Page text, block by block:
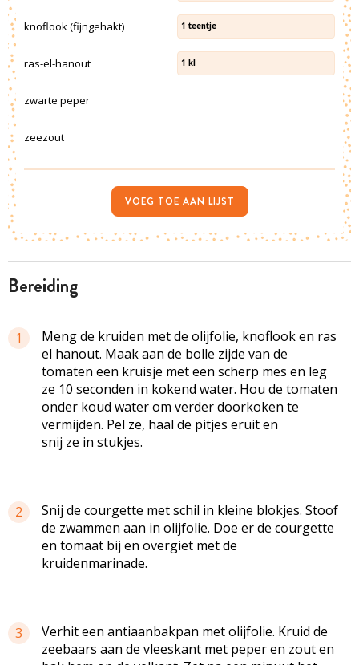
bereiding
1
Meng de kruiden met de olijfolie, knoflook en ras
el hanout. Maak aan de bolle zijde van de
tomaten een kruisje met een scherp mes en leg
ze 10 seconden in kokend water. Hou de tomaten
onder koud water om verder doorkoken te
vermijden. Pel ze, haal de pitjes eruit en
snij ze in stukjes.
2
Snij de courgette met schil in kleine blokjes. Stoof
de zwammen aan in olijfolie. Doe er de courgette
en tomaat bij en overgiet met de
kruidenmarinade.
3
Verhit een antiaanbakpan met olijfolie. Kruid de
zeebaars aan de vleeskant met peper en zout en
knoflook (fijngehakt) 1 teentje
ras-el-hanout 1 kl
zwarte peper
zeezout
VOEG TOE AAN LIJST